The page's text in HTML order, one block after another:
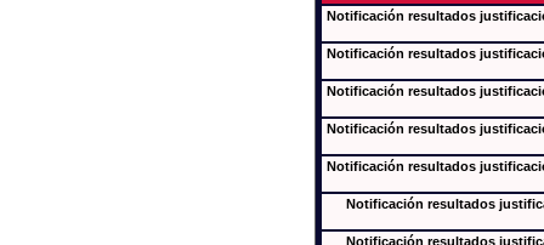
Notificación resultados
Notificación resultados
Notificación resultados
Notificación resultados
Notificación resultados
Notificación resultados
Notificación resultados